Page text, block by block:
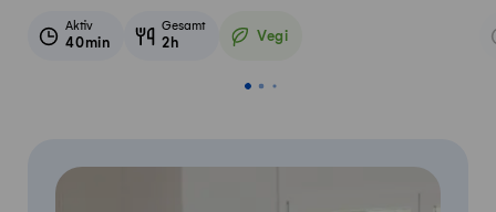
Aktiv
40min
Gesamt
2h Vegi
Vegetarisch